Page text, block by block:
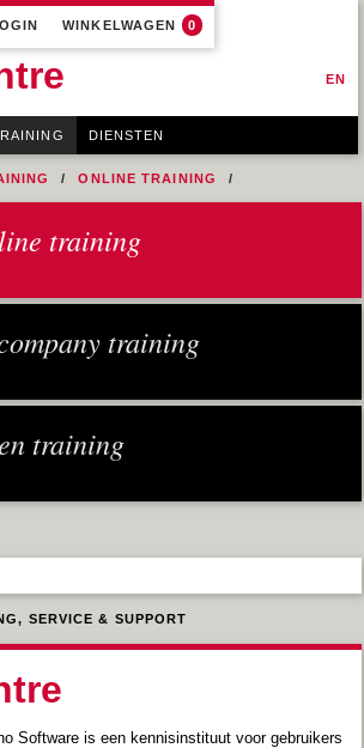
WINKELWAGEN 0
EN
DIENSTEN
ONLINE TRAINING
training
training
training
SERVICE & SUPPORT
Software is een kennisinstituut voor gebruikers